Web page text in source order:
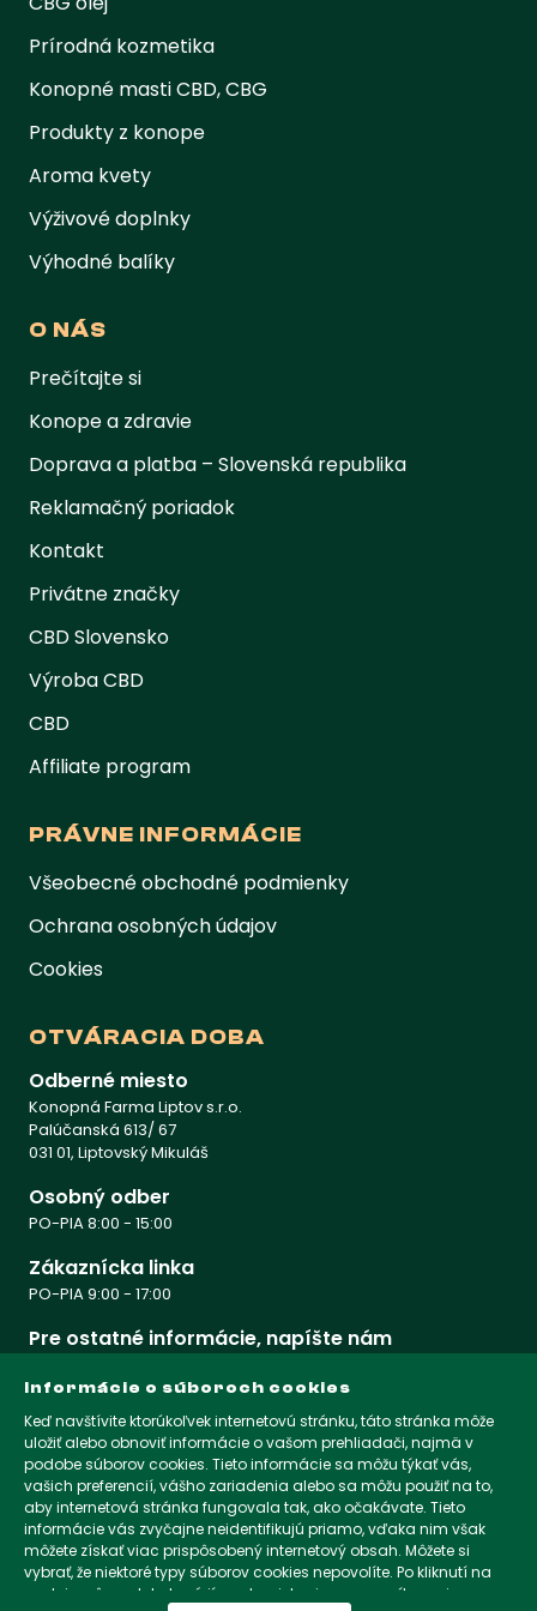
Prírodná kozmetika
Konopné masti CBD, CBG
Produkty z konope
Aroma kvety
Výživové doplnky
Výhodné balíky
O NÁS
Prečítajte si
Konope a zdravie
Doprava a platba – Slovenská republika
Reklamačný poriadok
Kontakt
Privátne značky
CBD Slovensko
Výroba CBD
CBD
Affiliate program
PRÁVNE INFORMÁCIE
Všeobecné obchodné podmienky
Ochrana osobných údajov
Cookies
OTVÁRACIA DOBA
Odberné miesto
Konopná Farma Liptov s.r.o.
Palúčanská 613/ 67
031 01, Liptovský Mikuláš
Osobný odber
PO-PIA 8:00 - 15:00
Zákaznícka linka
PO-PIA 9:00 - 17:00
Pre ostatné informácie, napíšte nám
PRIHLÁSTE SA DO NEWSLETTRA
Získate najčerstvejšie informácie a rovnako získate zľavu 5%
na prvý nákup
KONOPNAFARMALIPTOV.SK
Informácie o súboroch cookies
Keď navštívite ktorúkoľvek internetovú stránku, táto stránka môže
uložiť alebo obnoviť informácie o vašom prehliadači, najmä v
podobe súborov cookies. Tieto informácie sa môžu týkať vás,
vašich preferencií, vášho zariadenia alebo sa môžu použiť na to,
aby internetová stránka fungovala tak, ako očakávate. Tieto
informácie vás zvyčajne neidentifikujú priamo, vďaka nim však
môžete získať viac prispôsobený internetový obsah. Môžete si
vybrať, že niektoré typy súborov cookies nepovolíte. Po kliknutí na
nadpisy rôznych kategórií sa dozviete viac a zmeníte svoje